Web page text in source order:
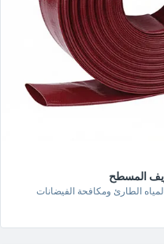
المسطح
الطارئ ومكافحة الفيضانات